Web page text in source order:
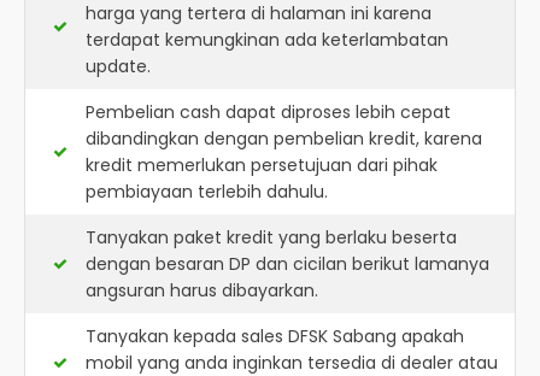
harga yang tertera di halaman ini karena
terdapat kemungkinan ada keterlambatan
update.
Pembelian cash dapat diproses lebih cepat
dibandingkan dengan pembelian kredit, karena
kredit memerlukan persetujuan dari pihak
pembiayaan terlebih dahulu.
Tanyakan paket kredit yang berlaku beserta
dengan besaran DP dan cicilan berikut lamanya
angsuran harus dibayarkan.
Tanyakan kepada sales DFSK Sabang apakah
mobil yang anda inginkan tersedia di dealer atau